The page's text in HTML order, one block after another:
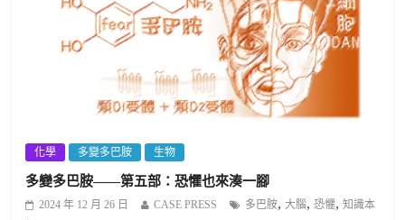
化學 多變多巴胺 生物
多變多巴胺——第五部：恐懼也來湊一腳
2024 年 12 月 26 日 CASE PRESS 多巴胺,大腦,恐懼,知識本